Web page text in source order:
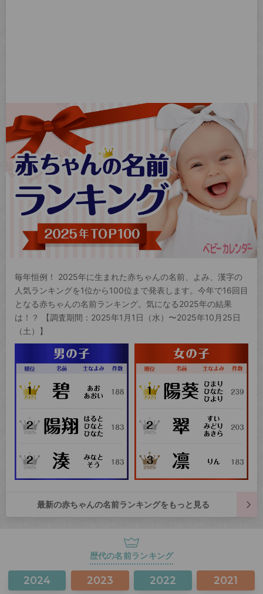
毎年恒例！ 2025年に生まれた赤ちゃんの名前、よみ、漢字の
人気ランキングを1位から100位まで発表します。今年で16回目
となる赤ちゃんの名前ランキング。気になる2025年の結果
は！？ 【調査期間：2025年1月1日（水）〜2025年10月25日
（土）】
最新の赤ちゃんの名前ランキングをもっと見る
歴代の名前ランキング
2024 2023 2022 2021